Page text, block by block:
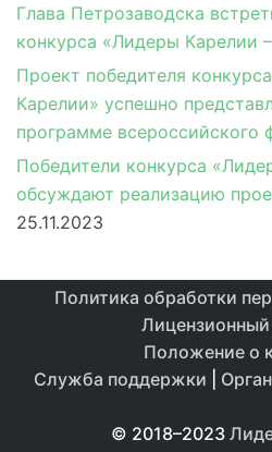
Глава Петрозаводска
конкурса «Лидеры Карелии
Проект победителя
Карелии» успешно
программе всероссийского
Победители конкурса
обсуждают реализацию
25.11.2023
Политика обработки
Лицензионный
Положение о
Служба поддержки
© 2018–2023